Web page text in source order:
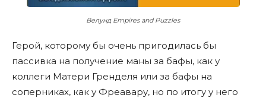
Велунд Empires and Puzzles
Герой, которому бы очень пригодилась бы
пассивка на получение маны за бафы, как у
коллеги Матери Гренделя или за бафы на
соперниках, как у Фреавару, но по итогу у него